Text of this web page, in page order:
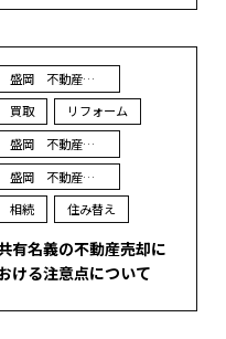
盛岡 不動産 売却
買取
リフォーム
盛岡 不動産 買取
盛岡 不動産 査定
相続
住み替え
有名義の不動産売却に
ける注意点について